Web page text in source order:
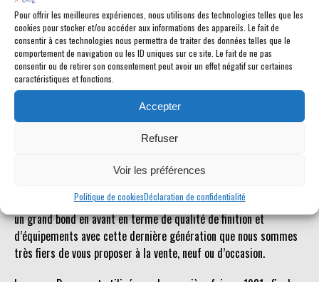
Pour offrir les meilleures expériences, nous utilisons des technologies telles que les
cookies pour stocker et/ou accéder aux informations des appareils. Le fait de
consentir à ces technologies nous permettra de traiter des données telles que le
comportement de navigation ou les ID uniques sur ce site. Le fait de ne pas
consentir ou de retirer son consentement peut avoir un effet négatif sur certaines
caractéristiques et fonctions.
Accepter
Refuser
Voir les préférences
Politique de cookiesDéclaration de confidentialité
Retrouvez toutes les annonces de voitures américaines en vente
chez American Car City, en temps réel. Tous les Dodge RAM-1500
ou en cours d'homologation selon les
normes en vigueur afin de disposer d'unecarte grise française.
Chaque véhicule est garanti pour vous assurer le meilleur service
en Europe. Plus accessible que d’autres pickups américains, il fait
un grand bond en avant en terme de qualité de finition et
d’équipements avec cette dernière génération que nous sommes
très fiers de vous proposer à la vente, neuf ou d’occasion.